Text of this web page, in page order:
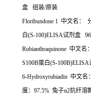
盒
组装/原装
Floribundone 1 中文名：
白(S-100)ELISA试剂盒
Rubianthraquinone 中文名：
S100B蛋白(S-100B)ELISA
6-Hydroxyrubiadin 中文名：
度： 97.5% 兔子α2抗纤溶